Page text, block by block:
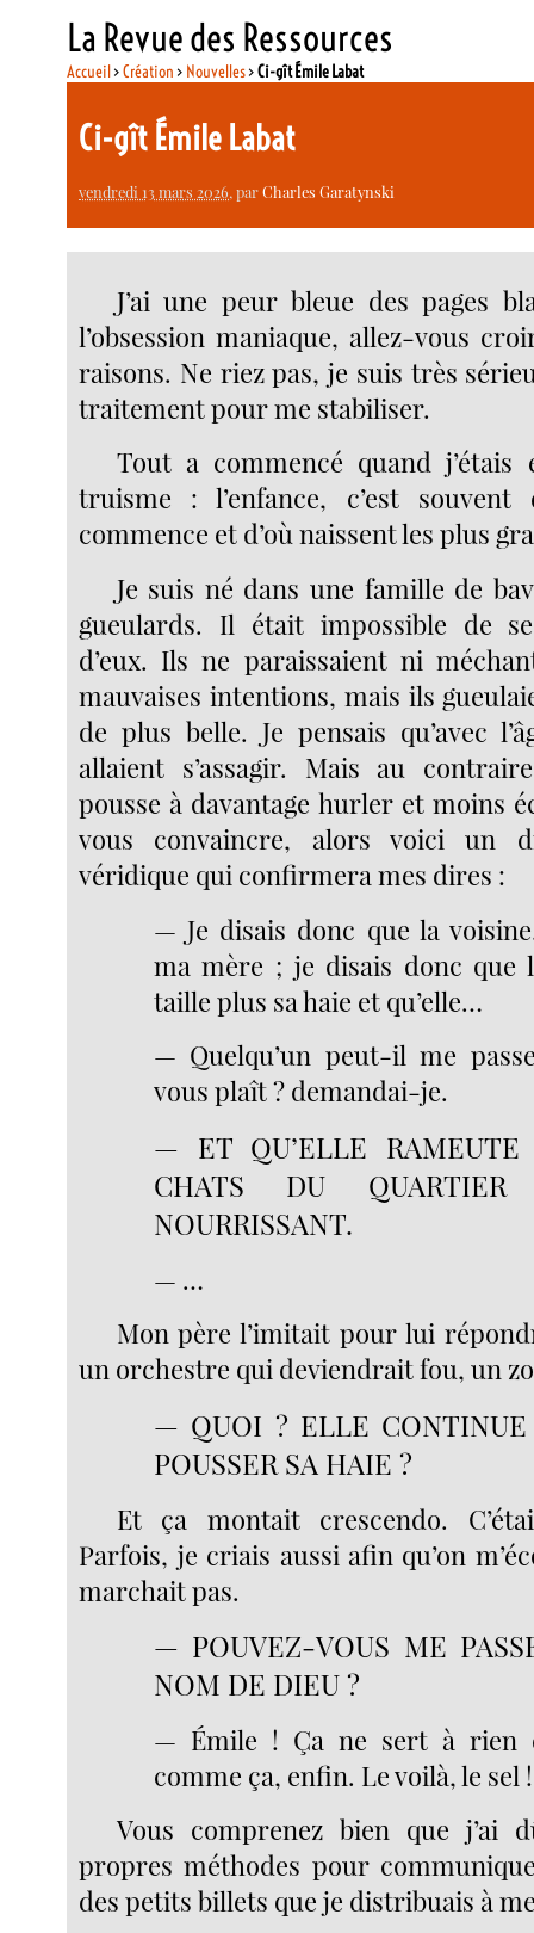
La Revue des Ressources
Accueil>Création > Nouvelles>Ci-gît Émile Labat
Ci-gît Émile Labat
vendredi 13 mars 2026, parCharles Garatynski
J’ai une peur bleue des pages
l’obsession maniaque, allez-vous
raisons. Ne riez pas, je suis très
traitement pour me stabiliser.
Tout a commencé quand j’étais
truisme : l’enfance, c’est
commence et d’où naissent les plus
Je suis né dans une famille de
gueulards. Il était impossible de
d’eux. Ils ne paraissaient ni
mauvaises intentions, mais ils
de plus belle. Je pensais qu’avec
allaient s’assagir. Mais au
pousse à davantage hurler et moins
vous convaincre, alors voici un
véridique qui confirmera mes dires :
— Je disais donc que la
ma mère ; je disais donc que
taille plus sa haie et qu’elle…
— Quelqu’un peut-il me
vous plaît ? demandai-je.
— ET QU’ELLE RAMEUTE
CHATS DU
NOURRISSANT.
— …
Mon père l’imitait pour lui
un orchestre qui deviendrait fou, un
— QUOI ? ELLE CONTINUE
POUSSER SA HAIE ?
Et ça montait crescendo.
Parfois, je criais aussi afin qu’on
marchait pas.
— POUVEZ-VOUS ME
NOM DE DIEU ?
— Émile ! Ça ne sert à rien
comme ça, enfin. Le voilà, le sel !
Vous comprenez bien que j’ai
propres méthodes pour
des petits billets que je distribuais à